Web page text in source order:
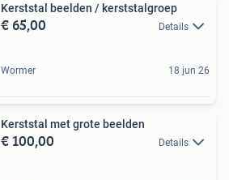
Kerststal beelden / kerststalgroep
€ 65,00 Details
Wormer 18 jun 26
Kerststal met grote beelden
€ 100,00 Details